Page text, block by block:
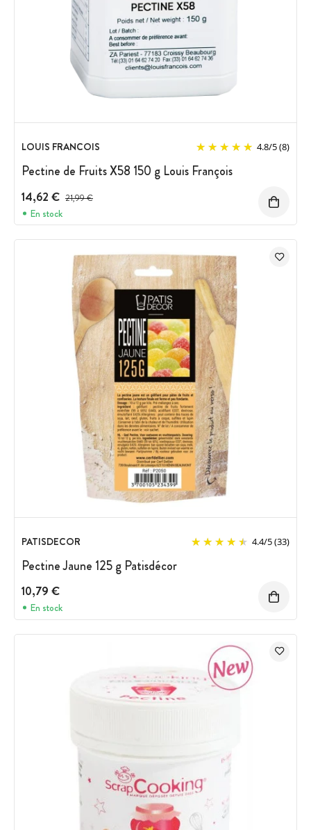
LOUIS FRANCOIS 4.8/5(8)
Pectine de Fruits X58 150 g Louis François
14,62 € Prix avant réduction :
21,99 €
En stock
PATISDECOR 4.4/5(33)
Pectine Jaune 125 g Patisdécor
10,79 €
En stock